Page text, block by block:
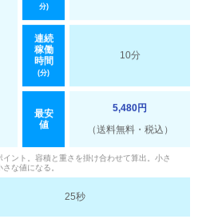
分)
連続
稼働
時間
(分)
10分
最安
値
5,480円
（送料無料・税込）
ント。容積と重さを掛け合わせて算出。小さ
な値になる。
25秒